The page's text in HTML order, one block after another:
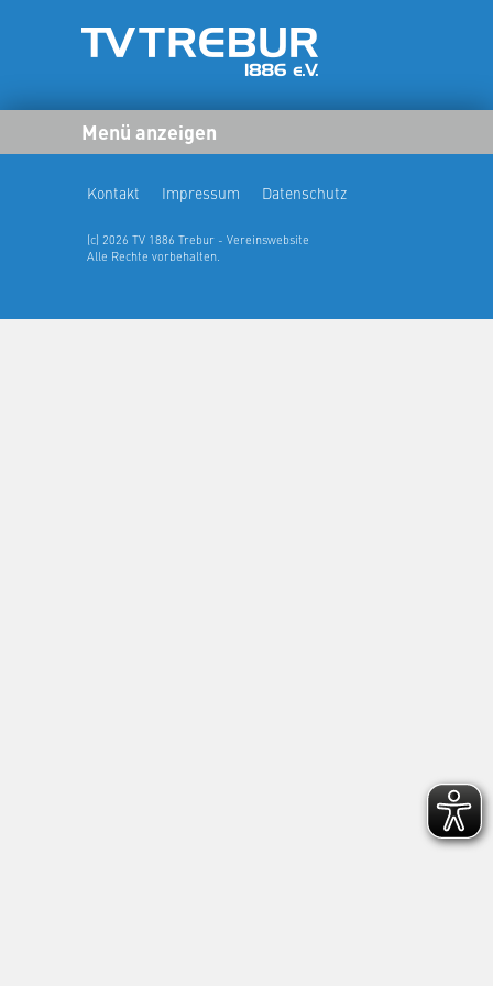
Menü anzeigen
Kontakt Impressum Datenschutz
(c) 2026 TV 1886 Trebur - Vereinswebsite
Alle Rechte vorbehalten.